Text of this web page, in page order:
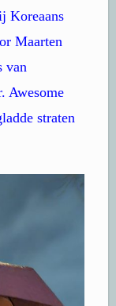
Koreaans
Maarten
van
Awesome
straten